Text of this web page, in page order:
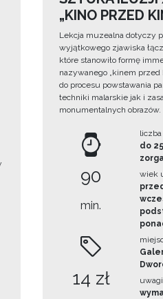
„KINO PRZED
Lekcja muzealna dotyczy
wyjątkowego zjawiska
które stanowiło formę
nazywanego „kinem
do procesu powstawania
techniki malarskie jak i
monumentalnych obrazów.
90
min.
14 zł
do
wiek
uwagi